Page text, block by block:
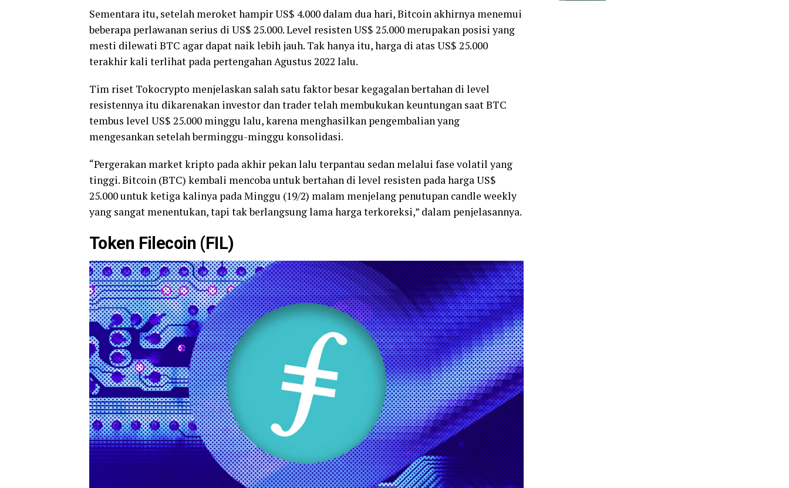
Sementara itu, setelah meroket hampir US$ 4.000 dalam dua hari, Bitcoin akhirnya menemui
beberapa perlawanan serius di US$ 25.000. Level resisten US$ 25.000 merupakan posisi yang
mesti dilewati BTC agar dapat naik lebih jauh. Tak hanya itu, harga di atas US$ 25.000
terakhir kali terlihat pada pertengahan Agustus 2022 lalu.
Tim riset Tokocrypto menjelaskan salah satu faktor besar kegagalan bertahan di level
resistennya itu dikarenakan investor dan trader telah membukukan keuntungan saat BTC
tembus level US$ 25.000 minggu lalu, karena menghasilkan pengembalian yang
mengesankan setelah berminggu-minggu konsolidasi.
“Pergerakan market kripto pada akhir pekan lalu terpantau sedan melalui fase volatil yang
tinggi. Bitcoin (BTC) kembali mencoba untuk bertahan di level resisten pada harga US$
25.000 untuk ketiga kalinya pada Minggu (19/2) malam menjelang penutupan candle weekly
yang sangat menentukan, tapi tak berlangsung lama harga terkoreksi,” dalam penjelasannya.
Token Filecoin (FIL)